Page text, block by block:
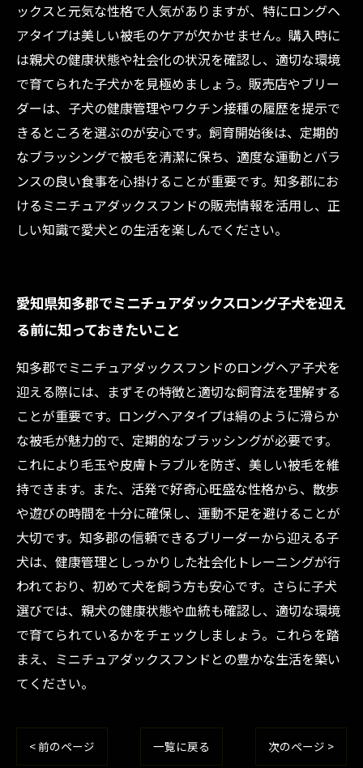
ックスと元気な性格で人気がありますが、特にロングヘ
アタイプは美しい被毛のケアが欠かせません。購入時に
は親犬の健康状態や社会化の状況を確認し、適切な環境
で育てられた子犬かを見極めましょう。販売店やブリー
ダーは、子犬の健康管理やワクチン接種の履歴を提示で
きるところを選ぶのが安心です。飼育開始後は、定期的
なブラッシングで被毛を清潔に保ち、適度な運動とバラ
ンスの良い食事を心掛けることが重要です。知多郡にお
けるミニチュアダックスフンドの販売情報を活用し、正
しい知識で愛犬との生活を楽しんでください。
愛知県知多郡でミニチュアダックスロング子犬を迎え
る前に知っておきたいこと
知多郡でミニチュアダックスフンドのロングヘア子犬を
迎える際には、まずその特徴と適切な飼育法を理解する
ことが重要です。ロングヘアタイプは絹のように滑らか
な被毛が魅力的で、定期的なブラッシングが必要です。
これにより毛玉や皮膚トラブルを防ぎ、美しい被毛を維
持できます。また、活発で好奇心旺盛な性格から、散歩
や遊びの時間を十分に確保し、運動不足を避けることが
大切です。知多郡の信頼できるブリーダーから迎える子
犬は、健康管理としっかりした社会化トレーニングが行
われており、初めて犬を飼う方も安心です。さらに子犬
選びでは、親犬の健康状態や血統も確認し、適切な環境
で育てられているかをチェックしましょう。これらを踏
まえ、ミニチュアダックスフンドとの豊かな生活を築い
てください。
< 前のページ 一覧に戻る 次のページ >